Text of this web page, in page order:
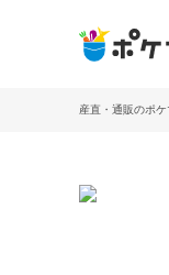
産直・通販のポケ